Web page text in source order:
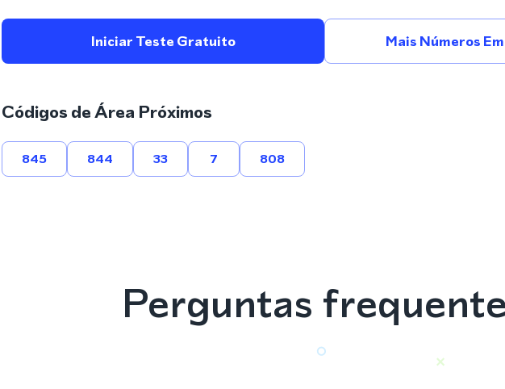
Iniciar Teste Gratuito Mais Números
Códigos de Área Próximos
845 844 33 7 808
Perguntas